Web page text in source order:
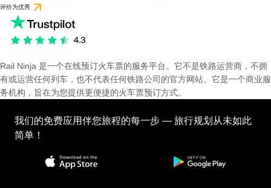
评价为优秀
Rail Ninja 是一个在线预订火车票的服务平台。它不是铁路运营商，不拥
有或运营任何列车，也不代表任何铁路公司的官方网站。它是一个商业服
务机构，旨在为您提供更便捷的火车票预订方式。
我们的免费应用伴您旅程的每一步 — 旅行规划从未如此
简单！